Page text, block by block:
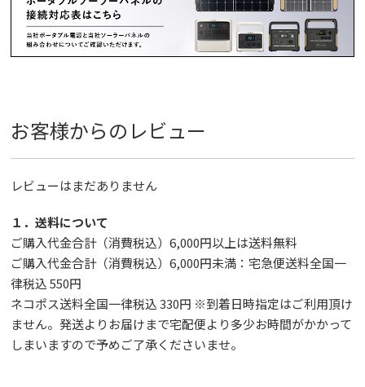
お客様からのレビュー
レビューはまだありません
１．送料について
ご購入代金合計（消費税込）6,000円以上は送料無料
ご購入代金合計（消費税込）6,000円未満：宅急便送料全国一
律税込 550円
ネコポス送料全国一律税込 330円 ※到着日時指定はご利用頂け
ません。発送よりお届けまで宅配便より多少お時間がかかって
しまいますので予めご了承くださいませ。